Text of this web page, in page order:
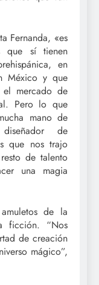
Fernanda, «es
que sí tienen
en
México y que
el mercado de
Pero lo que
mano de
de
que nos trajo
de talento
una magia
de la
ficción. “Nos
de creación
mágico”,